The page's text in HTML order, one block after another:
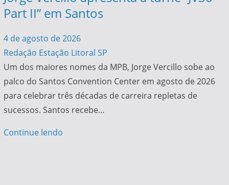
Part II” em Santos
4 de agosto de 2026
Redação Estação Litoral SP
Um dos maiores nomes da MPB, Jorge Vercillo sobe ao
palco do Santos Convention Center em agosto de 2026
para celebrar três décadas de carreira repletas de
sucessos. Santos recebe…
Continue lendo